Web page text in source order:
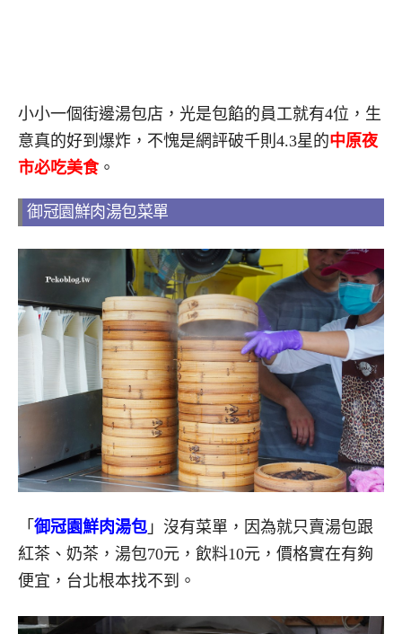
小小一個街邊湯包店，光是包餡的員工就有4位，生
意真的好到爆炸，不愧是網評破千則4.3星的中原夜
市必吃美食。
御冠園鮮肉湯包菜單
「 御冠園鮮肉湯包 」沒有菜單，因為就只賣湯包跟
紅茶、奶茶，湯包70元，飲料10元，價格實在有夠
便宜，台北根本找不到。